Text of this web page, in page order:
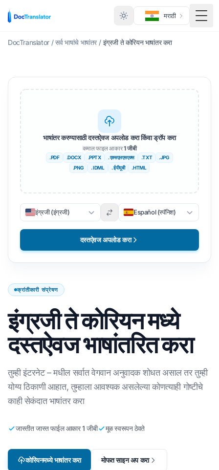
मराठी
मेनू
DocTranslator / सर्व भाषांचे भाषांतर / इंग्रजी ते कोरियन भाषांतर करा
क्रांतीकारी संप्रेषण
इंग्रजी ते कोरियन मध्ये
दस्तऐवज भाषांतरित करा
तुम्ही इंटरनेट – मधील सर्वात वेगवान अनुवादक शोधत असाल तर तुम्ही
योग्य ठिकाणी आहात, तुम्हाला आवश्यक असलेल्या कोणत्याही गोष्टीचे
काही सेकंदात भाषांतर करा
जास्तीत जास्त फाईल आकार 1 जीबी मूळ स्वरूपन ठेवते
कोरियनमध्ये भाषांतर करा मोफत साइन अप करा
भाषांतर करण्यासाठी दस्तऐवज अपलोड करा किंवा ड्रॉप करा
कमाल फाइल आकार1 जीबी
.PDF .DOCX .PPTX . एक्सएलएसएक्स .TXT
.JPG
.PNG
. IDML . ईपीयूबी .HTML
इंग्रजी (इंग्रजी) Español (स्पॅनिश)
दस्तऐवज अपलोड करा